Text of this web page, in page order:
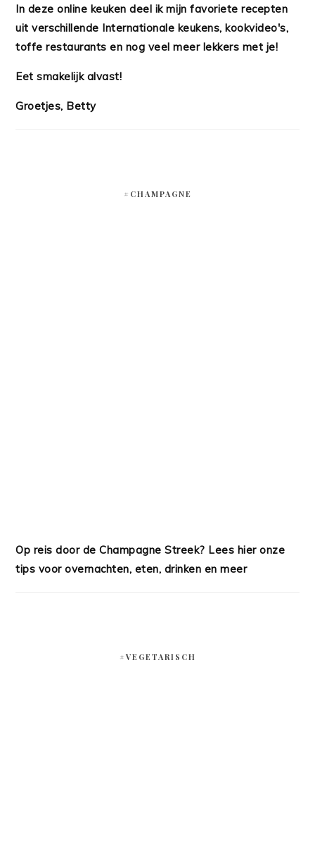
In deze online keuken deel ik mijn favoriete recepten
uit verschillende Internationale keukens, kookvideo's,
toffe restaurants en nog veel meer lekkers met je!
Eet smakelijk alvast!
Groetjes, Betty
#CHAMPAGNE
Op reis door de Champagne Streek? Lees hier onze
tips voor overnachten, eten, drinken en meer
#VEGETARISCH